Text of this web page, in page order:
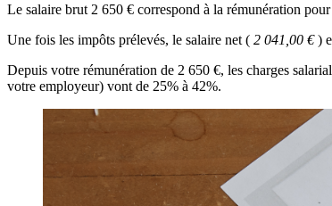
Le salaire brut 2 650 € correspond à la rémunération
Une fois les impôts prélevés, le salaire net ( 2 041,00 €)
Depuis votre rémunération de 2 650 €, les charges
votre employeur) vont de 25% à 42%.